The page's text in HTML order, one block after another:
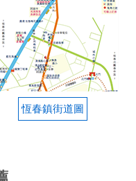
的 結果很軟好吃 米血加
from google
必點沾花生粉，照片裡
晚上市場都亂停車！
恆春鎮街道圖